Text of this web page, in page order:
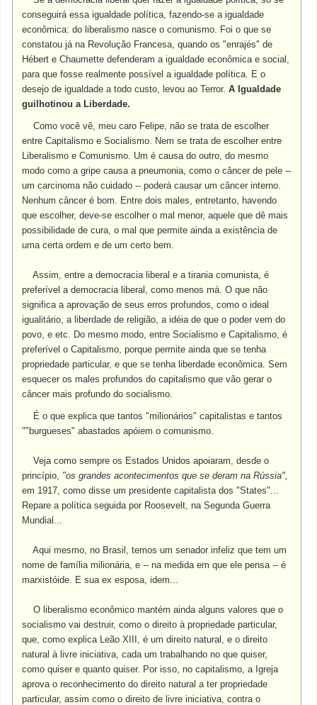
conseguirá essa igualdade política, fazendo-se a igualdade
econômica: do liberalismo nasce o comunismo. Foi o que se
constatou já na Revolução Francesa, quando os "enrajés" de
Hébert e Chaumette defenderam a igualdade econômica e social,
para que fosse realmente possível a igualdade política. E o
desejo de igualdade a todo custo, levou ao Terror.A Igualdade
guilhotinou a Liberdade.
Como você vê, meu caro Felipe, não se trata de escolher
entre Capitalismo e Socialismo. Nem se trata de escolher entre
Liberalismo e Comunismo. Um é causa do outro, do mesmo
modo como a gripe causa a pneumonia, como o câncer de pele --
um carcinoma não cuidado -- poderá causar um câncer interno.
Nenhum câncer é bom. Entre dois males, entretanto, havendo
que escolher, deve-se escolher o mal menor, aquele que dê mais
possibilidade de cura, o mal que permite ainda a existência de
uma certa ordem e de um certo bem.
Assim, entre a democracia liberal e a tirania comunista, é
preferível a democracia liberal, como menos má. O que não
significa a aprovação de seus erros profundos, como o ideal
igualitário, a liberdade de religião, a idéia de que o poder vem do
povo, e etc. Do mesmo modo, entre Socialismo e Capitalismo, é
preferível o Capitalismo, porque permite ainda que se tenha
propriedade particular, e que se tenha liberdade econômica. Sem
esquecer os males profundos do capitalismo que vão gerar o
câncer mais profundo do socialismo.
É o que explica que tantos "milionários" capitalistas e tantos
""burgueses" abastados apóiem o comunismo.
Veja como sempre os Estados Unidos apoiaram, desde o
princípio, "os grandes acontecimentos que se deram na Rússia",
em 1917, como disse um presidente capitalista dos "States"...
Repare a política seguida por Roosevelt, na Segunda Guerra
Mundial...
Aqui mesmo, no Brasil, temos um senador infeliz que tem um
nome de família milionária, e -- na medida em que ele pensa -- é
marxistóide. E sua ex esposa, idem...
O liberalismo econômico mantém ainda alguns valores que o
socialismo vai destruir, como o direito à propriedade particular,
que, como explica Leão XIII, é um direito natural, e o direito
natural à livre iniciativa, cada um trabalhando no que quiser,
como quiser e quanto quiser. Por isso, no capitalismo, a Igreja
aprova o reconhecimento do direito natural a ter propriedade
particular, assim como o direito de livre iniciativa, contra o